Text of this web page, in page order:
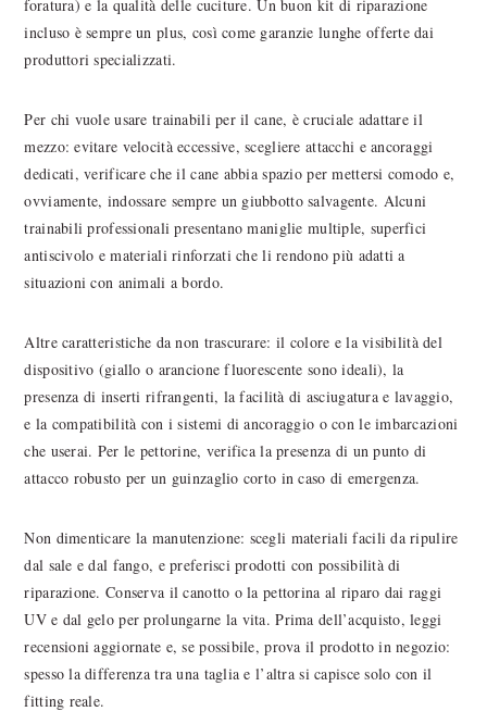
foratura) e la qualità delle cuciture. Un buon kit di riparazione
incluso è sempre un plus, così come garanzie lunghe offerte dai
produttori specializzati.
Per chi vuole usare trainabili per il cane, è cruciale adattare il
mezzo: evitare velocità eccessive, scegliere attacchi e ancoraggi
dedicati, verificare che il cane abbia spazio per mettersi comodo e,
ovviamente, indossare sempre un giubbotto salvagente. Alcuni
trainabili professionali presentano maniglie multiple, superfici
antiscivolo e materiali rinforzati che li rendono più adatti a
situazioni con animali a bordo.
Altre caratteristiche da non trascurare: il colore e la visibilità del
dispositivo (giallo o arancione fluorescente sono ideali), la
presenza di inserti rifrangenti, la facilità di asciugatura e lavaggio,
e la compatibilità con i sistemi di ancoraggio o con le imbarcazioni
che userai. Per le pettorine, verifica la presenza di un punto di
attacco robusto per un guinzaglio corto in caso di emergenza.
Non dimenticare la manutenzione: scegli materiali facili da ripulire
dal sale e dal fango, e preferisci prodotti con possibilità di
riparazione. Conserva il canotto o la pettorina al riparo dai raggi
UV e dal gelo per prolungarne la vita. Prima dell’acquisto, leggi
recensioni aggiornate e, se possibile, prova il prodotto in negozio:
spesso la differenza tra una taglia e l’altra si capisce solo con il
fitting reale.